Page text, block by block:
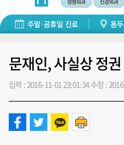
문재인, 사실상 정
입력 : 2016-11-01 23:01:34수정 :